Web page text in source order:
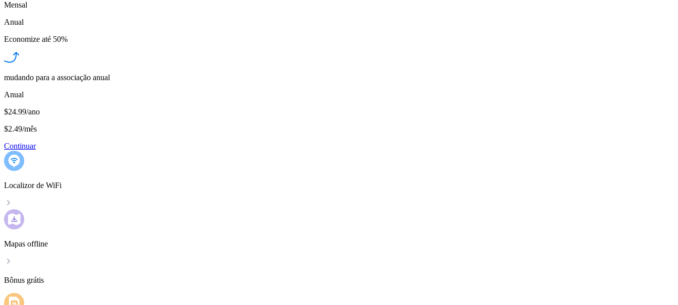
Mensal
Anual
Economize até 50%
mudando para a associação anual
Anual
$24.99/ano
$2.49/mês
Continuar
Localizor de WiFi
Mapas offline
Bônus grátis